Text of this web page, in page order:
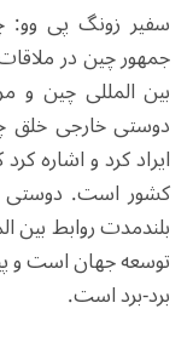
سفیر زونگ پی
جمهور چین در
بین المللی چین و
دوستی خارجی خلق
ایراد کرد و اشاره
کشور است. دوستی
بلندمدت روابط بین
توسعه جهان است
برد-برد است.